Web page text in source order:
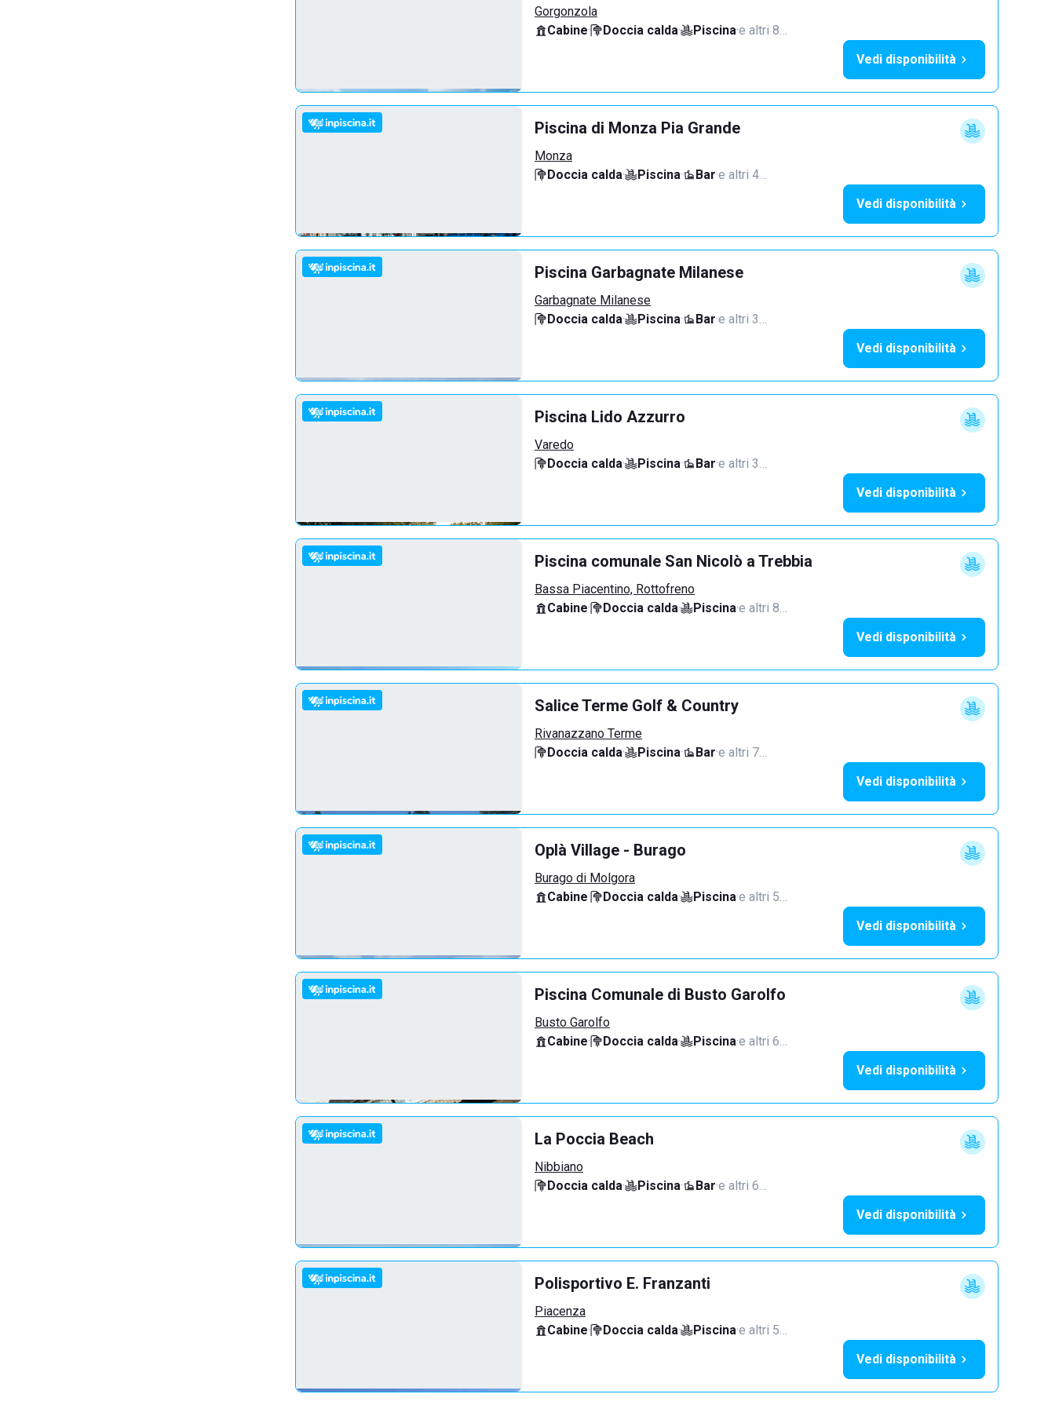
Gorgonzola
Cabine· Doccia calda· Piscina·e altri 8…
Vedi disponibilità
Piscina di Monza Pia Grande
Monza
Doccia calda· Piscina· Bar·e altri 4…
Vedi disponibilità
Piscina Garbagnate Milanese
Garbagnate Milanese
Doccia calda· Piscina· Bar·e altri 3…
Vedi disponibilità
Piscina Lido Azzurro
Varedo
Doccia calda· Piscina· Bar·e altri 3…
Vedi disponibilità
Piscina comunale San Nicolò a Trebbia
Bassa Piacentino, Rottofreno
Cabine· Doccia calda· Piscina·e altri 8…
Vedi disponibilità
Salice Terme Golf & Country
Rivanazzano Terme
Doccia calda· Piscina· Bar·e altri 7…
Vedi disponibilità
Oplà Village - Burago
Burago di Molgora
Cabine· Doccia calda· Piscina·e altri 5…
Vedi disponibilità
Piscina Comunale di Busto Garolfo
Busto Garolfo
Cabine· Doccia calda· Piscina·e altri 6…
Vedi disponibilità
La Poccia Beach
Nibbiano
Doccia calda· Piscina· Bar·e altri 6…
Vedi disponibilità
Polisportivo E. Franzanti
Piacenza
Cabine· Doccia calda· Piscina·e altri 5…
Vedi disponibilità